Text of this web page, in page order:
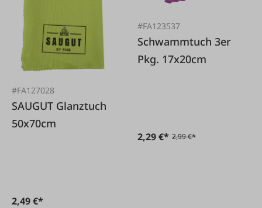
#FA127028
SAUGUT Glanztuch
50x70cm
2,49 €*
#FA123537
Schwammtuch 3er
Pkg. 17x20cm
2,29 €* 2,99 €*